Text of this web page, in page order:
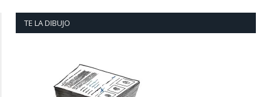
TE LA DIBUJO